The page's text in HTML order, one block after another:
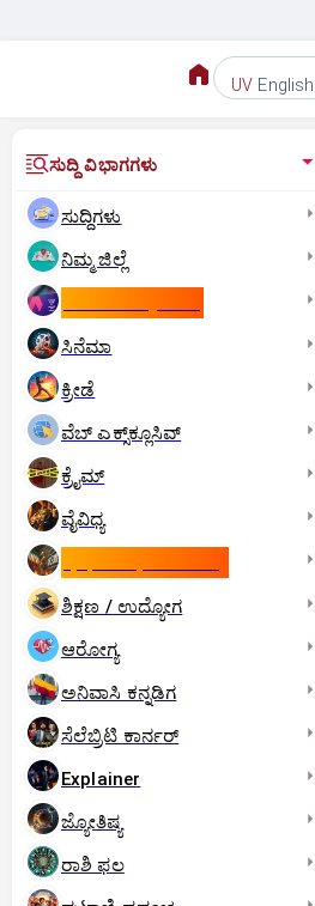
UV English
ಸುದ್ದಿ ವಿಭಾಗಗಳು
ಸುದ್ದಿಗಳು
ನಿಮ್ಮ ಜಿಲ್ಲೆ
ಸಿನೆಮಾ
ಕ್ರೀಡೆ
ವೆಬ್ ಎಕ್ಸ್‌ಕ್ಲೂಸಿವ್
ಕ್ರೈಮ್
ವೈವಿಧ್ಯ
ಶಿಕ್ಷಣ / ಉದ್ಯೋಗ
ಆರೋಗ್ಯ
ಅನಿವಾಸಿ ಕನ್ನಡಿಗ
ಸೆಲೆಬ್ರಿಟಿ ಕಾರ್ನರ್‌
Explainer
ಜ್ಯೋತಿಷ್ಯ
ರಾಶಿ ಫಲ